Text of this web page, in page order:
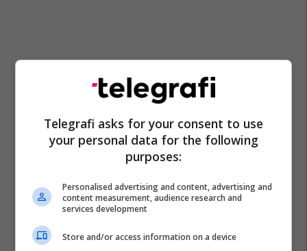
Telegrafi asks for your consent to use
your personal data for the following
purposes:
Personalised advertising and content, advertising and
content measurement, audience research and
services development
Store and/or access information on a device